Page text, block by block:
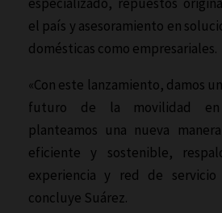
el país y asesoramiento en
domésticas como empresariales.
«Con este lanzamiento, damos
futuro de la movilidad en
planteamos una nueva
eficiente y sostenible,
experiencia y red de servicio
concluye Suárez.